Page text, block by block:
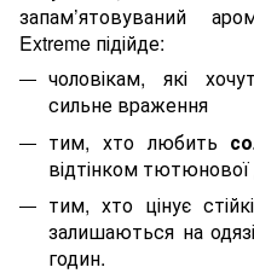
запам’ятовуваний
Extreme підійде:
чоловікам, які
сильне враження
тим, хто любить
відтінком
тим, хто цінує
залишаються на
годин.